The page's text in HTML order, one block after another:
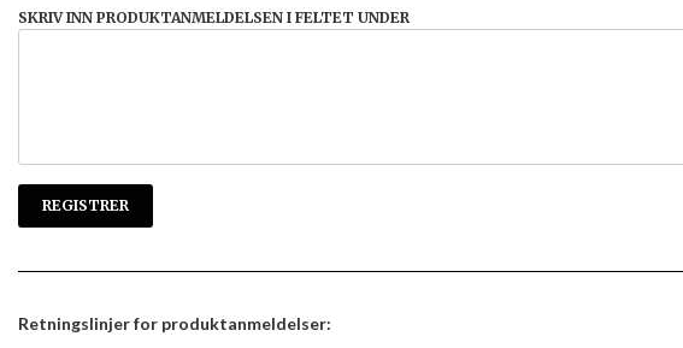
SKRIV INN PRODUKTANMELDELSEN I FELTET UNDER
Retningslinjer for produktanmeldelser: